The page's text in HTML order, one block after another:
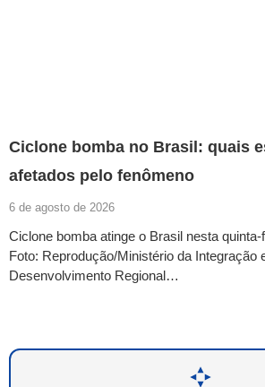
Ciclone bomba no Brasil: quais
afetados pelo fenômeno
6 de agosto de 2026
Ciclone bomba atinge o Brasil nesta quinta-
Foto: Reprodução/Ministério da Integração
Desenvolvimento Regional…